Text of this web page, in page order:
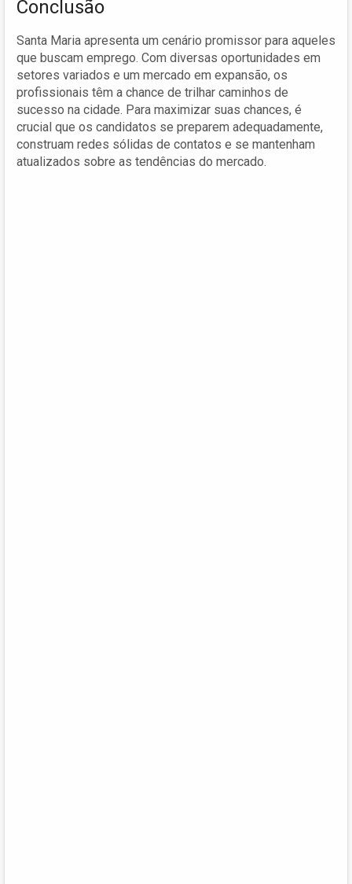
Conclusão
Santa Maria apresenta um cenário promissor para aqueles
que buscam emprego. Com diversas oportunidades em
setores variados e um mercado em expansão, os
profissionais têm a chance de trilhar caminhos de
sucesso na cidade. Para maximizar suas chances, é
crucial que os candidatos se preparem adequadamente,
construam redes sólidas de contatos e se mantenham
atualizados sobre as tendências do mercado.